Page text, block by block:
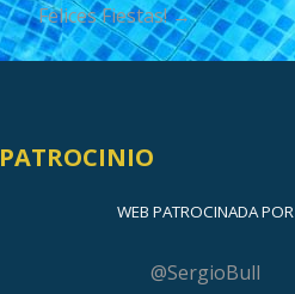
Felices Fiestas! →
PATROCINIO
WEB PATROCINADA POR
@SergioBull